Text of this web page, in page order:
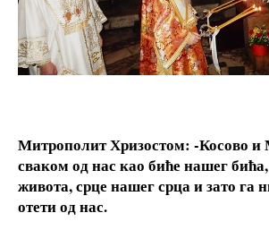
Митрополит Хризостом: -Косово и
сваком од нас као биће нашег
живота, срце нашег срца и зато га
отети од нас.